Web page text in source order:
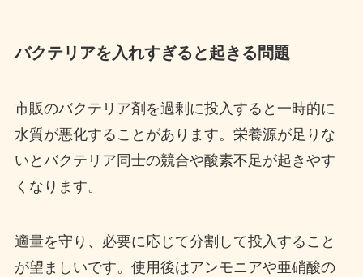
バクテリアを入れすぎると起きる問題
市販のバクテリア剤を過剰に投入すると一時的に
水質が悪化することがあります。栄養源が足りな
いとバクテリア同士の競合や酸素不足が起きやす
くなります。
適量を守り、必要に応じて分割して投入すること
が望ましいです。使用後はアンモニアや亜硝酸の